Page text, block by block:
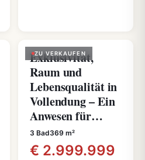
ZU VERKAUFEN
Exklusivität,
Raum und
Lebensqualität in
Vollendung – Ein
Anwesen für…
3 Bad369 m²
€ 2.999.999